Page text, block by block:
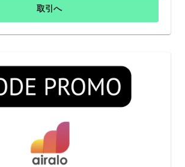
取引へ